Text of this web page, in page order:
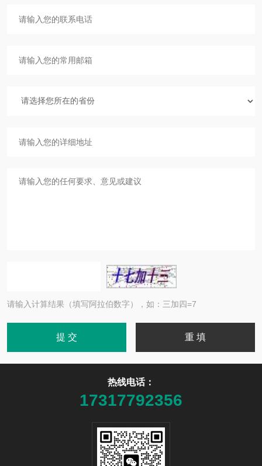
请输入计算结果（填写阿拉伯数字），如：三加四=7
热线电话：
17317792356